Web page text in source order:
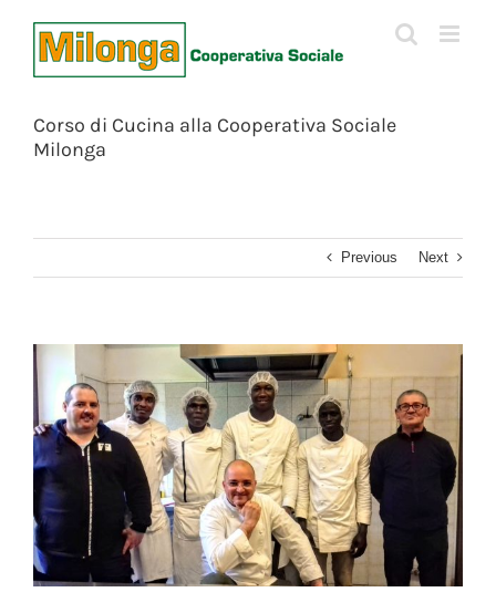
content
Corso di Cucina alla Cooperativa Sociale
Milonga
Previous Next
View
Larger
Image